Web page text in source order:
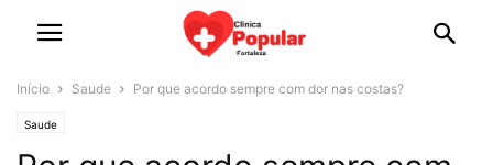
Início Saude Por que acordo sempre com dor nas costas?
Saude